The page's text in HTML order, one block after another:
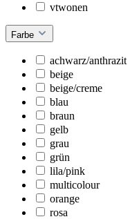
vtwonen
Farbe
achwarz/anthrazit
beige
beige/creme
blau
braun
gelb
grau
grün
lila/pink
multicolour
orange
rosa